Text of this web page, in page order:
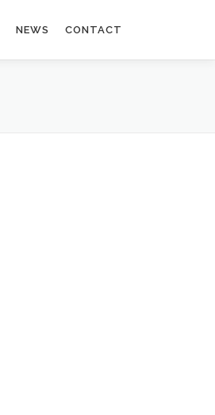
NEWS CONTACT